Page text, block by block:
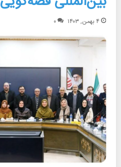
۴ بهمن, ۱۴۰۳ ۰